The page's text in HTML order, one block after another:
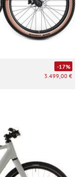
-17%
3.499,00 €